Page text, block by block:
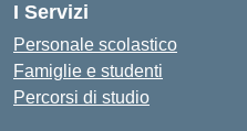
I Servizi
Personale scolastico
Famiglie e studenti
Percorsi di studio